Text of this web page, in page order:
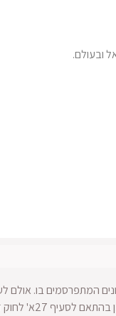
ובעולם.
המתפרסמים בו. אולם
מופצים ברחבי הרשת ולא